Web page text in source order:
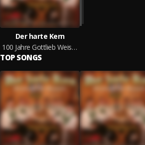
Der harte Kern
100 Jahre Gottlieb Weissbacher
TOP SONGS